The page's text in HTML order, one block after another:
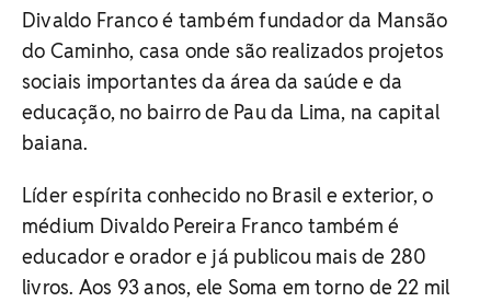
Divaldo Franco é também fundador da Mansão
do Caminho, casa onde são realizados projetos
sociais importantes da área da saúde e da
educação, no bairro de Pau da Lima, na capital
baiana.
Líder espírita conhecido no Brasil e exterior, o
médium Divaldo Pereira Franco também é
educador e orador e já publicou mais de 280
livros. Aos 93 anos, ele Soma em torno de 22 mil